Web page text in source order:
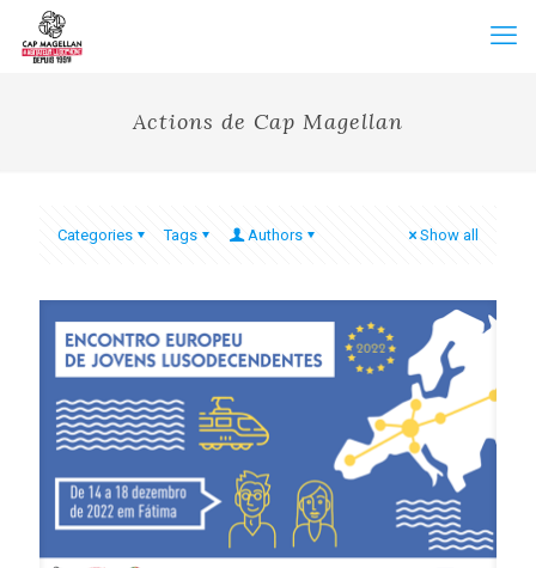
Actions de Cap Magellan
Categories Tags Authors Show all